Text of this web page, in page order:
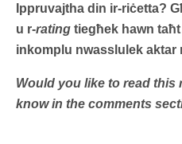
Ippruvajtha din ir-riċetta?
u r-rating tiegħek hawn
inkomplu nwasslulek aktar
Would you like to read this
know in the comments